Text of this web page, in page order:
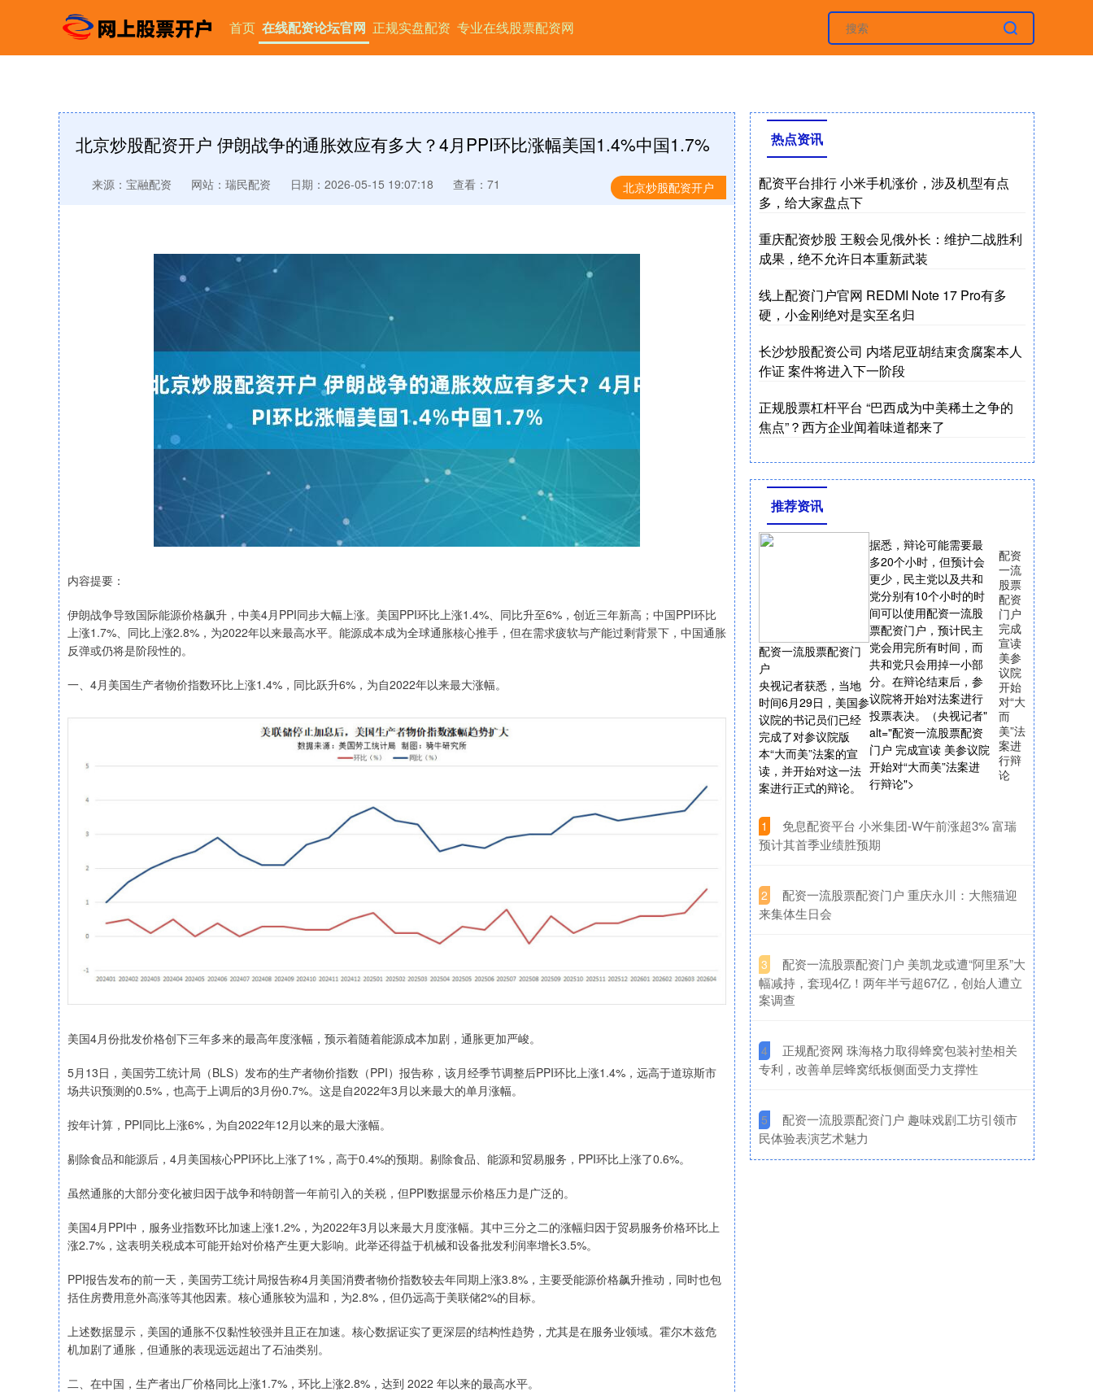
首页 在线配资论坛官网 正规实盘配资 专业在线股票配资网
北京炒股配资开户 伊朗战争的通胀效应有多大？4月PPI环比涨幅美国1.4%中国1.7%
北京炒股配资开户
来源：宝融配资 网站：瑞民配资 日期：2026-05-15 19:07:18 查看：71
内容提要：
伊朗战争导致国际能源价格飙升，中美4月PPI同步大幅上涨。美国PPI环比上涨1.4%、同比升至6%，创近三年新高；中国PPI环比
上涨1.7%、同比上涨2.8%，为2022年以来最高水平。能源成本成为全球通胀核心推手，但在需求疲软与产能过剩背景下，中国通胀
反弹或仍将是阶段性的。
一、4月美国生产者物价指数环比上涨1.4%，同比跃升6%，为自2022年以来最大涨幅。
美国4月份批发价格创下三年多来的最高年度涨幅，预示着随着能源成本加剧，通胀更加严峻。
5月13日，美国劳工统计局（BLS）发布的生产者物价指数（PPI）报告称，该月经季节调整后PPI环比上涨1.4%，远高于道琼斯市
场共识预测的0.5%，也高于上调后的3月份0.7%。这是自2022年3月以来最大的单月涨幅。
按年计算，PPI同比上涨6%，为自2022年12月以来的最大涨幅。
剔除食品和能源后，4月美国核心PPI环比上涨了1%，高于0.4%的预期。剔除食品、能源和贸易服务，PPI环比上涨了0.6%。
虽然通胀的大部分变化被归因于战争和特朗普一年前引入的关税，但PPI数据显示价格压力是广泛的。
美国4月PPI中，服务业指数环比加速上涨1.2%，为2022年3月以来最大月度涨幅。其中三分之二的涨幅归因于贸易服务价格环比上
涨2.7%，这表明关税成本可能开始对价格产生更大影响。此举还得益于机械和设备批发利润率增长3.5%。
PPI报告发布的前一天，美国劳工统计局报告称4月美国消费者物价指数较去年同期上涨3.8%，主要受能源价格飙升推动，同时也包
括住房费用意外高涨等其他因素。核心通胀较为温和，为2.8%，但仍远高于美联储2%的目标。
上述数据显示，美国的通胀不仅黏性较强并且正在加速。核心数据证实了更深层的结构性趋势，尤其是在服务业领域。霍尔木兹危
机加剧了通胀，但通胀的表现远远超出了石油类别。
二、在中国，生产者出厂价格同比上涨1.7%，环比上涨2.8%，达到 2022 年以来的最高水平。
热点资讯
配资平台排行 小米手机涨价，涉及机型有点
多，给大家盘点下
重庆配资炒股 王毅会见俄外长：维护二战胜利
成果，绝不允许日本重新武装
线上配资门户官网 REDMI Note 17 Pro有多
硬，小金刚绝对是实至名归
长沙炒股配资公司 内塔尼亚胡结束贪腐案本人
作证 案件将进入下一阶段
正规股票杠杆平台 “巴西成为中美稀土之争的
焦点”？西方企业闻着味道都来了
推荐资讯
配资一流股票配资门
户
央视记者获悉，当地
时间6月29日，美国参
议院的书记员们已经
完成了对参议院版
本“大而美”法案的宣
读，并开始对这一法
案进行正式的辩论。
据悉，辩论可能需要最
多20个小时，但预计会
更少，民主党以及共和
党分别有10个小时的时
间可以使用配资一流股
票配资门户，预计民主
党会用完所有时间，而
共和党只会用掉一小部
分。在辩论结束后，参
议院将开始对法案进行
投票表决。（央视记者"
alt="配资一流股票配资
门户 完成宣读 美参议院
开始对“大而美”法案进
行辩论">
配资
一流
股票
配资
门户
完成
宣读
美参
议院
开始
对“大
而
美”法
案进
行辩
论
1
​免息配资平台 小米集团-W午前涨超3% 富瑞
预计其首季业绩胜预期
2
​配资一流股票配资门户 重庆永川：大熊猫迎
来集体生日会
3
​配资一流股票配资门户 美凯龙或遭“阿里系”大
幅减持，套现4亿！两年半亏超67亿，创始人遭立
案调查
4
​正规配资网 珠海格力取得蜂窝包装衬垫相关
专利，改善单层蜂窝纸板侧面受力支撑性
5
​配资一流股票配资门户 趣味戏剧工坊引领市
民体验表演艺术魅力